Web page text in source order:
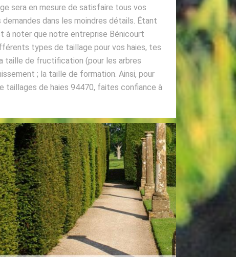
sera en mesure de satisfaire tous vos
dans les moindres détails. Étant
à noter que notre entreprise Bénicourt
types de taillage pour vos haies, tes
taille de fructification (pour les arbres
; la taille de formation. Ainsi, pour
taillages de haies 94470, faites confiance à